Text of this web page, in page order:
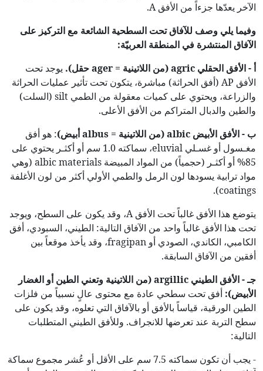
الآخر يعدّها جزءاً من الأفق A.
وفيما يلي وصف للآفاق تحت السطحية الشائعة مع التركيز على
الآفاق المنتشرة في المنطقة العربيّة:
أ - الأفق الحقلي agric
(من اللاتينية =
agerحقل). يوجد تحت
الأفق AP (أفق الحراثة) مباشرة، يتكون تحت تأثير عمليات الحراثة
والزراعة، ويحتوي على كميات معقولة من الطمي silt (السلت)
والطين والدبال المتراكم من الأفق الأعلى.
ب - الأفق الأبيض albic
(من اللاتينية =
albusأبيض): هو أفق
مغـسول أو غسـلي eluvial، سماكته 1.0 سم أو أكثـر يحتوي على
85% أو أكثـر (حجمياً) من المواد المبيضة albic materials (وهي
مواد ترابية يسودها لون الرمل والطمي الأولي أكثر من لون الأغلفة
coatings).
يتوضع هذا الأفق غالباً تحت الأفق A، وقد يكون على السطح، ويوجد
تحت هذا الأفق غالباً واحد من الآفاق التالية: الطيني، السبودي، أفق
الكامبي، الكاندي، الصودي أو fragipan، وقد يأخذ موقعاً بين
أفقين من الآفاق السابقة.
جـ - الأفق الطيني argillic
(من اللاتينية وتعني الطين أو الغضار
الأبيض): أفق تحت سطحي عادة مع محتوى عالٍ نسبياً من فلزات
الطين الورقية، قياساً بالأفق أو بالآفاق التي تعلوه، وقد يكون على
سطح التربة عند تعرضها للانجراف. وللأفق الطيني المتطلبات
التالية:
- يجب أن تكون سماكته 7.5 سم على الأقل أو عُشر مجموع سماكة